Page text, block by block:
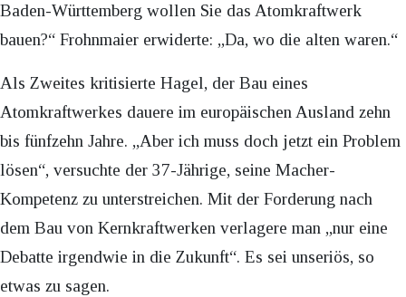
Baden-Württemberg wollen Sie das Atomkraftwerk
bauen?“ Frohnmaier erwiderte: „Da, wo die alten waren.“
Als Zweites kritisierte Hagel, der Bau eines
Atomkraftwerkes dauere im europäischen Ausland zehn
bis fünfzehn Jahre. „Aber ich muss doch jetzt ein Problem
lösen“, versuchte der 37-Jährige, seine Macher-
Kompetenz zu unterstreichen. Mit der Forderung nach
dem Bau von Kernkraftwerken verlagere man „nur eine
Debatte irgendwie in die Zukunft“. Es sei unseriös, so
etwas zu sagen.